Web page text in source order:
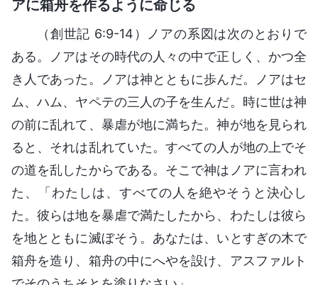
アに箱舟を作るように命じる
（創世記 6:9-14）ノアの系図は次のとおりで
ある。ノアはその時代の人々の中で正しく、かつ全
き人であった。ノアは神とともに歩んだ。ノアはセ
ム、ハム、ヤペテの三人の子を生んだ。時に世は神
の前に乱れて、暴虐が地に満ちた。神が地を見られ
ると、それは乱れていた。すべての人が地の上でそ
の道を乱したからである。そこで神はノアに言われ
た、「わたしは、すべての人を絶やそうと決心し
た。彼らは地を暴虐で満たしたから、わたしは彼ら
を地とともに滅ぼそう。あなたは、いとすぎの木で
箱舟を造り、箱舟の中にへやを設け、アスファルト